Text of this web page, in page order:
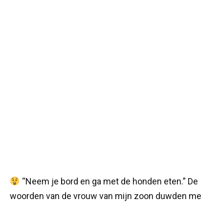
“Neem je bord en ga met de honden eten.” De
woorden van de vrouw van mijn zoon duwden me